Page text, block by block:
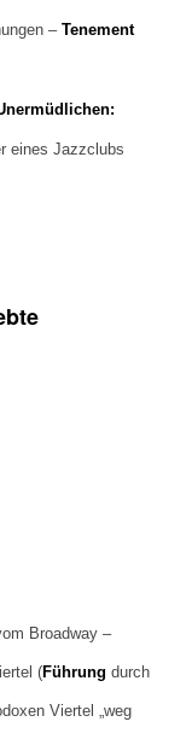
– Tenement
eines Jazzclubs
Broadway –
(Führung durch
Viertel „weg